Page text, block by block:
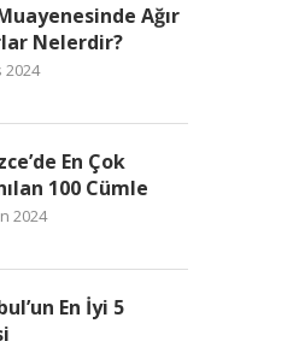
Ağır
Nelerdir?
2024
En Çok
100 Cümle
2024
En İyi 5